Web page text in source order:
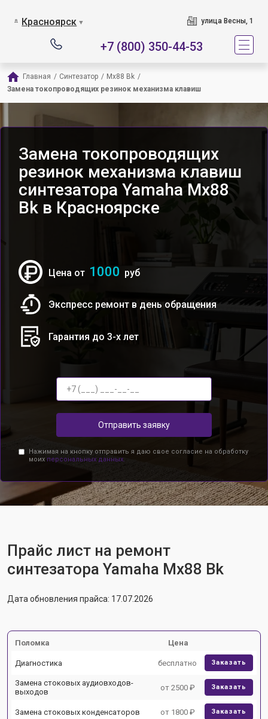
Красноярск ▼ улица Весны, 1
+7 (800) 350-44-53
Главная / Синтезатор / Mx88 Bk /
Замена токопроводящих резинок механизма клавиш
Замена токопроводящих
резинок механизма клавиш
синтезатора Yamaha Mx88
Bk в Красноярске
Цена от 1000 руб
Экспресс ремонт в день обращения
Гарантия до 3-х лет
Отправить заявку
Нажимая на кнопку отправить я даю свое согласие на обработку
моих персональных данных.
Прайс лист на ремонт
синтезатора Yamaha Mx88 Bk
Дата обновления прайса: 17.07.2026
Поломка Цена
Диагностика бесплатно Заказать
Замена стоковых аудиовходов-
выходов
от 2500 ₽ Заказать
Замена стоковых конденсаторов от 1800 ₽ Заказать